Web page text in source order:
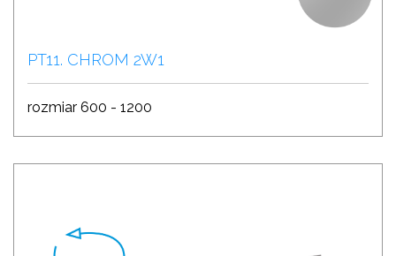
PT11. CHROM 2W1
rozmiar 600 - 1200